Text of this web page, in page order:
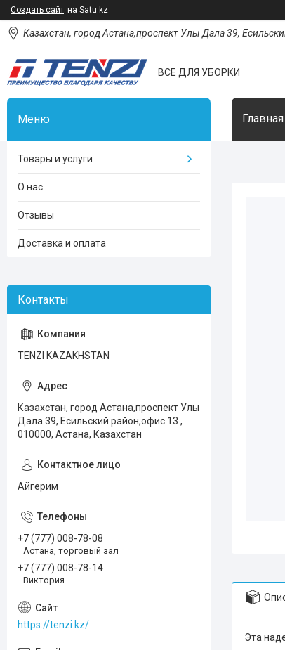
Создать сайт на Satu.kz
Казахстан, город Астана,проспект Улы Дала 39,
ВСЕ ДЛЯ УБОРКИ
Главная
Эта
Товары и услуги
О нас
Отзывы
Доставка и оплата
TENZI KAZAKHSTAN
Казахстан, город Астана,проспект Улы
Дала 39, Есильский район,офис 13 ,
010000, Астана, Казахстан
Айгерим
+7 (777) 008-78-08
Астана, торговый зал
+7 (777) 008-78-14
Виктория
https://tenzi.kz/